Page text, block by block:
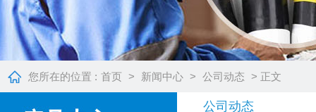
您所在的位置 : 首页 > 新闻中心 > 公司动态 > 正文
公司动态